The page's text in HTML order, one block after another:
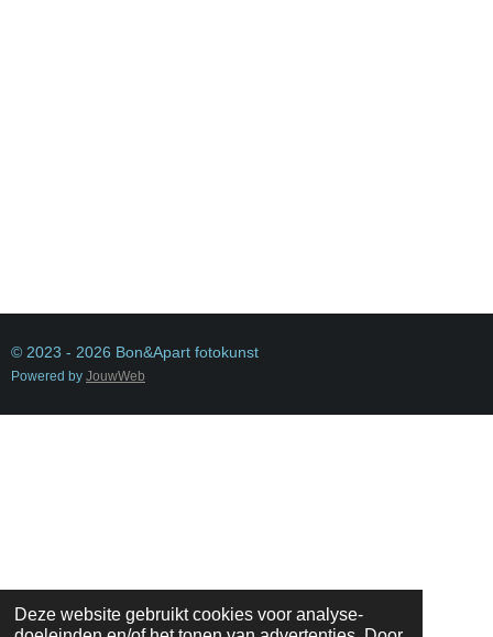
Deze website gebruikt cookies voor analyse-
© 2023 - 2026 Bon&Apart fotokunst
Powered by JouwWeb